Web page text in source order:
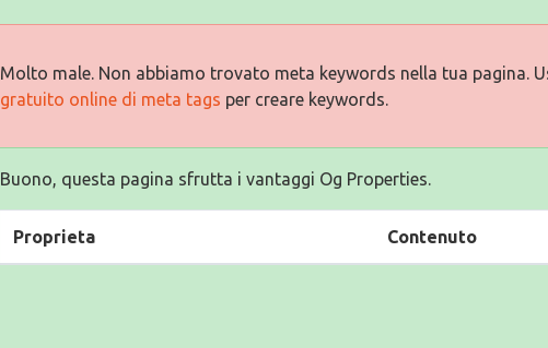
Molto male. Non abbiamo trovato meta keywords nella tua pagina.
gratuito online di meta tags per creare keywords.
Buono, questa pagina sfrutta i vantaggi Og Properties.
Proprieta Contenuto